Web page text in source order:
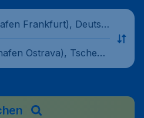
Frankfurt), Deutsc
Ostrava), Tschechi